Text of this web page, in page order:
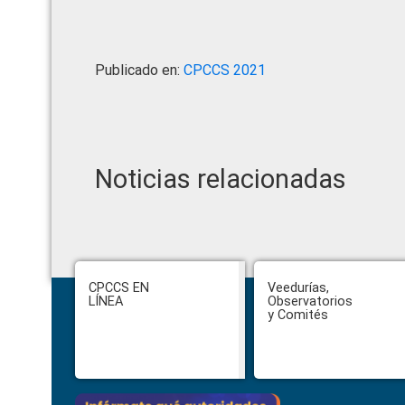
Publicado en: CPCCS 2021
Noticias relacionadas
Footer
CPCCS EN
LÍNEA
Veedurías,
Observatorios
y Comités